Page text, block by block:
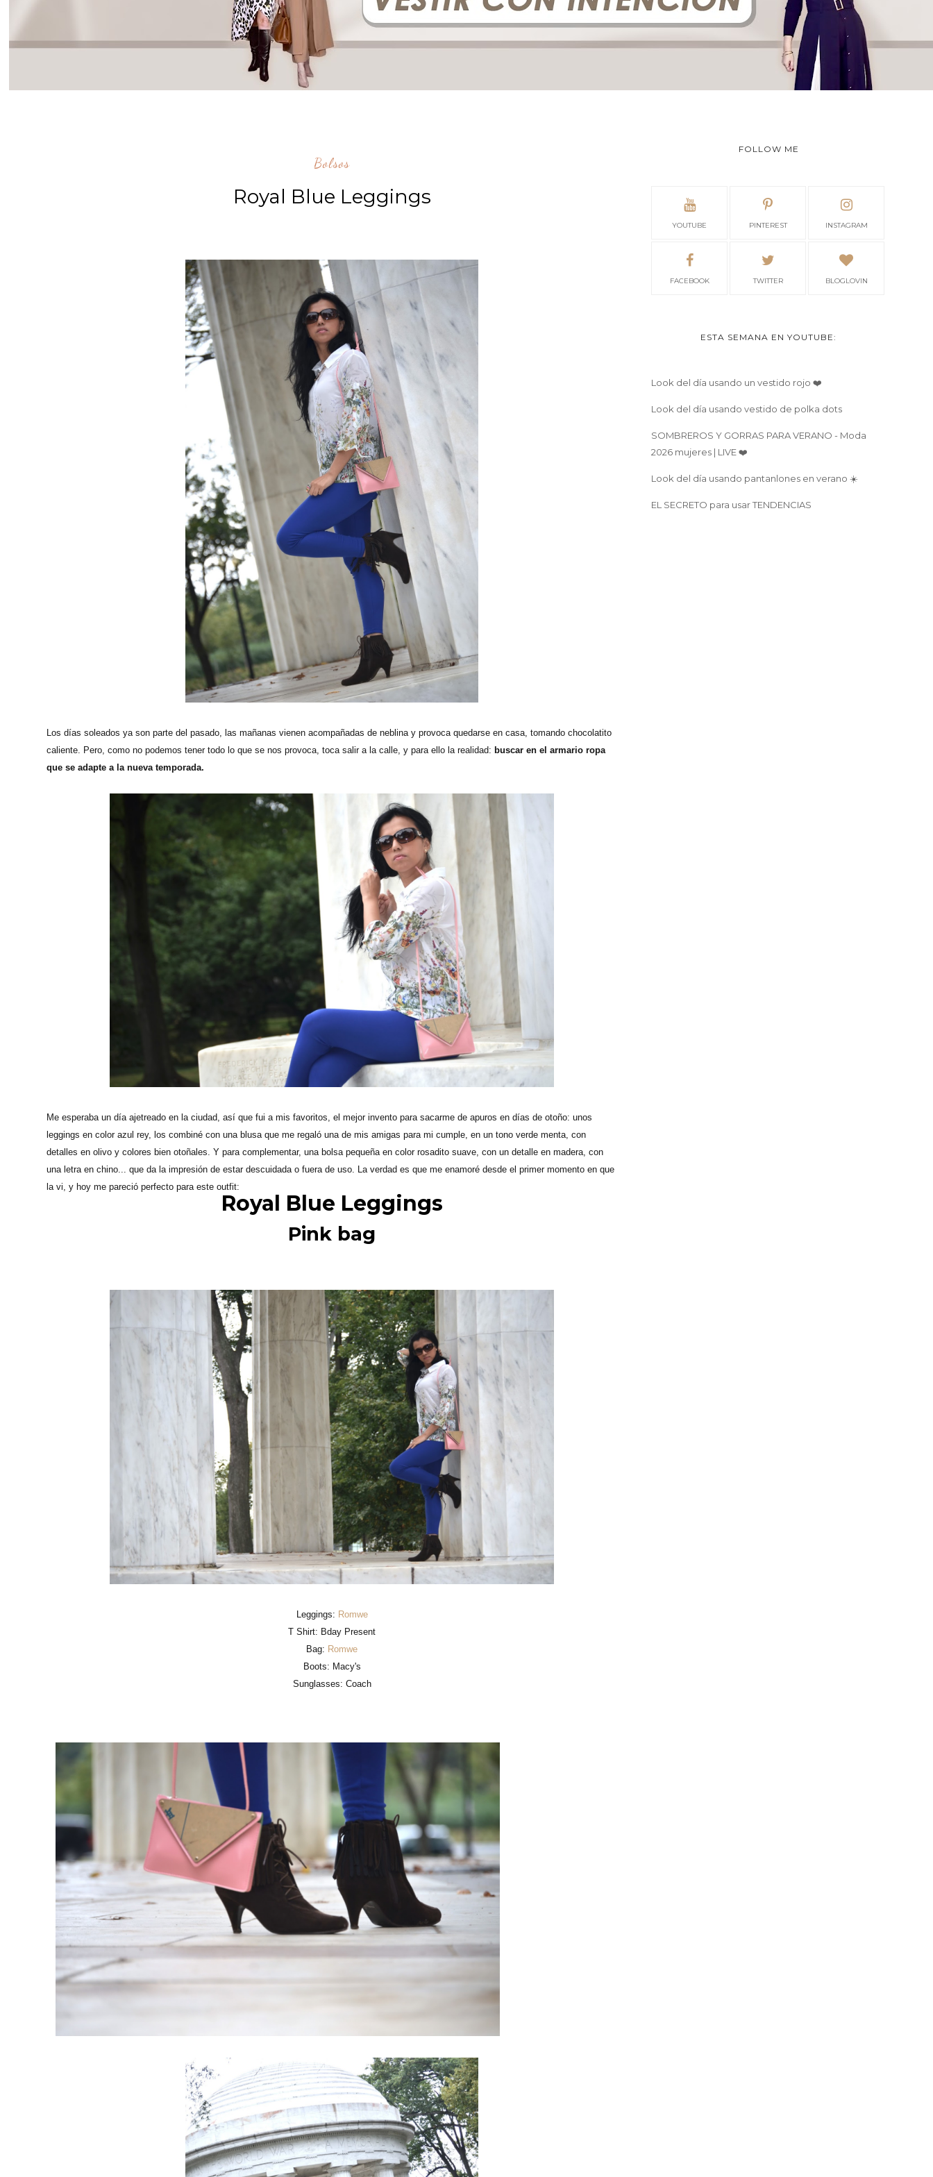
Bolsos
Royal Blue Leggings
Los días soleados ya son parte del pasado, las mañanas vienen acompañadas de neblina y provoca quedarse en casa, tomando chocolatito
caliente. Pero, como no podemos tener todo lo que se nos provoca, toca salir a la calle, y para ello la realidad: buscar en el armario ropa
que se adapte a la nueva temporada.
Me esperaba un día ajetreado en la ciudad, así que fui a mis favoritos, el mejor invento para sacarme de apuros en días de otoño: unos
leggings en color azul rey, los combiné con una blusa que me regaló una de mis amigas para mi cumple, en un tono verde menta, con
detalles en olivo y colores bien otoñales. Y para complementar, una bolsa pequeña en color rosadito suave, con un detalle en madera, con
una letra en chino... que da la impresión de estar descuidada o fuera de uso. La verdad es que me enamoré desde el primer momento en que
la vi, y hoy me pareció perfecto para este outfit:
Royal Blue Leggings
Pink bag
Leggings: Romwe
T Shirt: Bday Present
Bag: Romwe
Boots: Macy's
Sunglasses: Coach
FOLLOW ME
YOUTUBE PINTEREST INSTAGRAM
FACEBOOK TWITTER BLOGLOVIN
ESTA SEMANA EN YOUTUBE:
Look del día usando un vestido rojo ❤️
Look del día usando vestido de polka dots
SOMBREROS Y GORRAS PARA VERANO - Moda
2026 mujeres | LIVE ❤️
Look del día usando pantanlones en verano ☀️
EL SECRETO para usar TENDENCIAS